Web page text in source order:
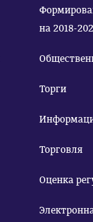
Формирование современной
на 2018-
Торги
Торговля
Оценка